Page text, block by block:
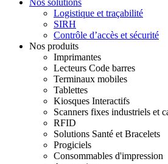
Nos solutions
Logistique et traçabilité
SIRH
Contrôle d’accès et sécurité
Nos produits
Imprimantes
Lecteurs Code barres
Terminaux mobiles
Tablettes
Kiosques Interactifs
Scanners fixes industriels et
RFID
Solutions Santé et Bracelets
Progiciels
Consommables d'impression